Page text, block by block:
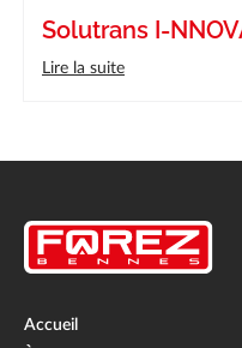
Solutrans I-
Lire la suite
Accueil